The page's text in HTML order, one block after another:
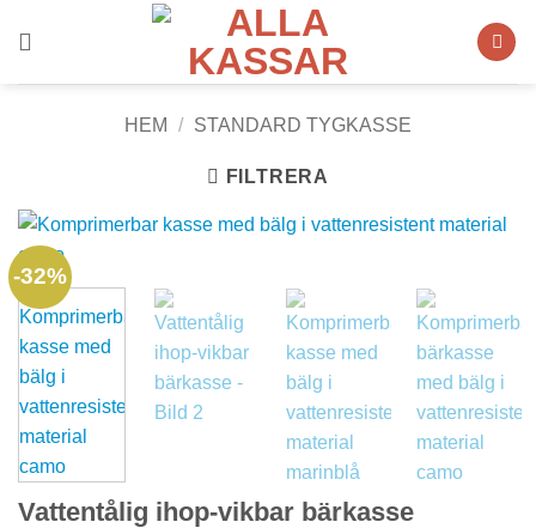
HEM / STANDARD TYGKASSE
FILTRERA
-32%
Vattentålig ihop-vikbar bärkasse